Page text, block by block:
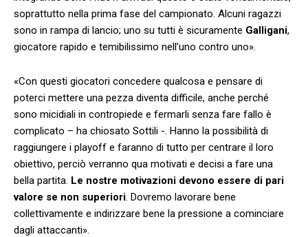
soprattutto nella prima fase del campionato. Alcuni ragazzi
sono in rampa di lancio; uno su tutti è sicuramente Galligani,
giocatore rapido e temibilissimo nell’uno contro uno».
«Con questi giocatori concedere qualcosa e pensare di
poterci mettere una pezza diventa difficile, anche perché
sono micidiali in contropiede e fermarli senza fare fallo è
complicato – ha chiosato Sottili -. Hanno la possibilità di
raggiungere i playoff e faranno di tutto per centrare il loro
obiettivo, perciò verranno qua motivati e decisi a fare una
bella partita. Le nostre motivazioni devono essere di pari
valore se non superiori. Dovremo lavorare bene
collettivamente e indirizzare bene la pressione a cominciare
dagli attaccanti».